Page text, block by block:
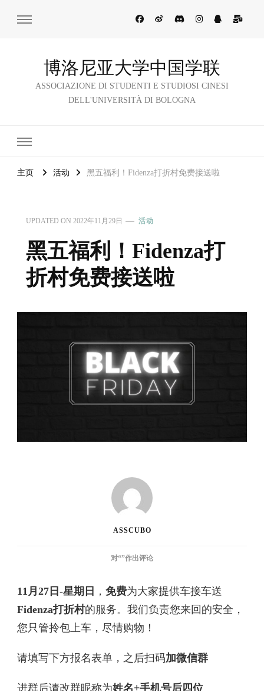
博洛尼亚大学中国学联
ASSOCIAZIONE DI STUDENTI E STUDIOSI CINESI
DELL'UNIVERSITÀ DI BOLOGNA
主页 活动 黑五福利！Fidenza打折村免费接送啦
UPDATED ON 2022年11月29日 活动
黑五福利！Fidenza打
折村免费接送啦
ASSCUBO
对“黑
利！
FIDENZA
折
免
接
”作出评论
11月27日-星期日 ， 免费为大家提供车接车送
Fidenza打折村的服务。我们负责您来回的安全，
您只管拎包上车，尽情购物！
请填写下方报名表单，之后扫码加微信群
进群后请改群昵称为姓名+手机号后四位